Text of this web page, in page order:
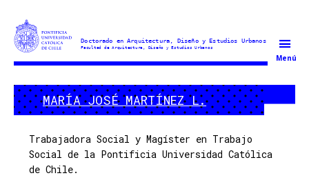
Doctorado
Arquitectura
y
Estudios
Menú
MARÍA JOSÉ MARTÍNEZ L.
Trabajadora Social y Magíster en Trabajo
Social de la Pontificia Universidad Católica
de Chile.